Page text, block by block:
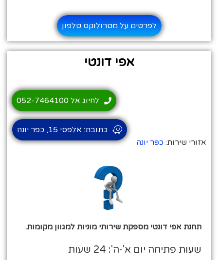
לפרטים על מטרולוקס טלפון
אפי דונטי
אזורי שירות:כפר יונה
תחנת אפי דונטי מספקת שירותי מוניות למגוון מקומות.
שעות פתיחה יום א'-ה': 24 שעות
לחיוג אל 052-7464100
כתובת: אלפסי 15, כפר יונה